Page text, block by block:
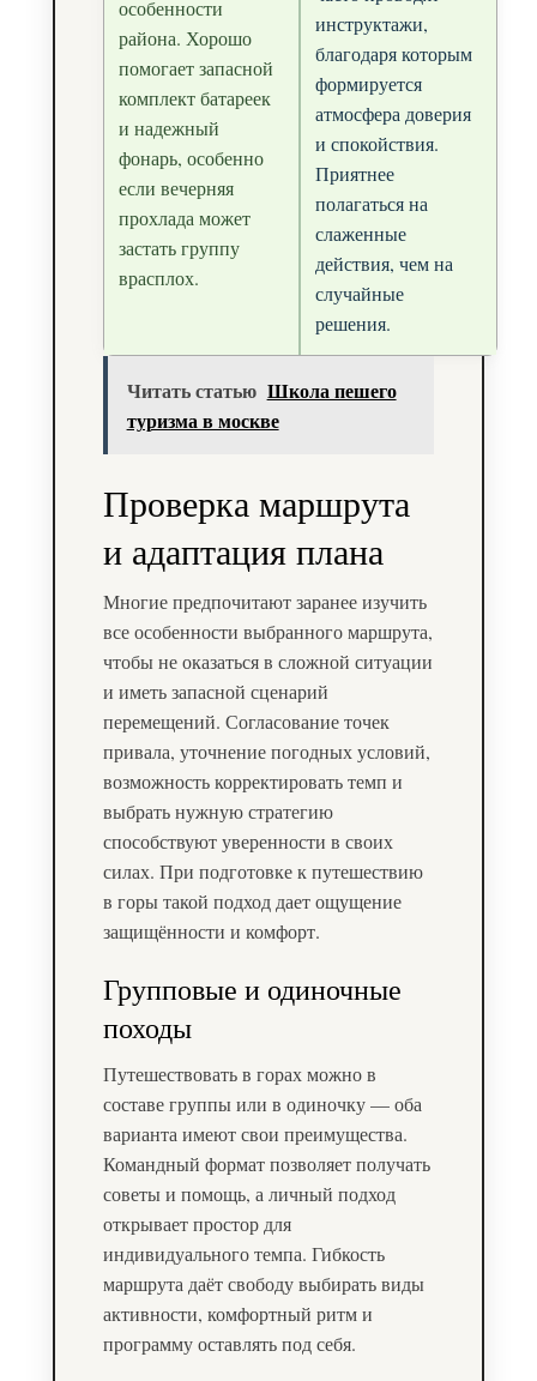
особенности
района. Хорошо
помогает запасной
комплект батареек
и надежный
фонарь, особенно
если вечерняя
прохлада может
застать группу
врасплох.
инструктажи,
благодаря которым
формируется
атмосфера доверия
и спокойствия.
Приятнее
полагаться на
слаженные
действия, чем на
случайные
решения.
Читать статью Школа пешего
туризма в москве
Проверка маршрута
и адаптация плана
Многие предпочитают заранее изучить
все особенности выбранного маршрута,
чтобы не оказаться в сложной ситуации
и иметь запасной сценарий
перемещений. Согласование точек
привала, уточнение погодных условий,
возможность корректировать темп и
выбрать нужную стратегию
способствуют уверенности в своих
силах. При подготовке к путешествию
в горы такой подход дает ощущение
защищённости и комфорт.
Групповые и одиночные
походы
Путешествовать в горах можно в
составе группы или в одиночку — оба
варианта имеют свои преимущества.
Командный формат позволяет получать
советы и помощь, а личный подход
открывает простор для
индивидуального темпа. Гибкость
маршрута даёт свободу выбирать виды
активности, комфортный ритм и
программу оставлять под себя.